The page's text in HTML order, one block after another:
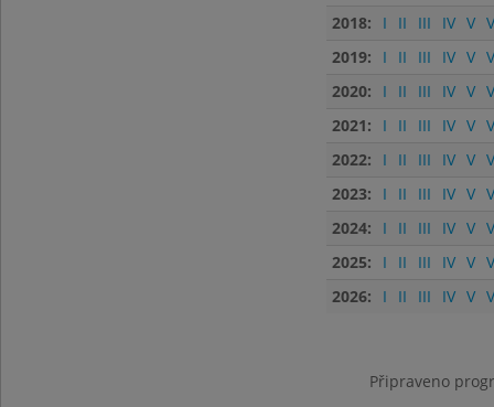
2018:
I II III IV V
2019:
I II III IV V
2020:
I II III IV V
2021:
I II III IV V
2022:
I II III IV V
2023:
I II III IV V
2024:
I II III IV V
2025:
I II III IV V
2026:
I II III IV V
Připraveno